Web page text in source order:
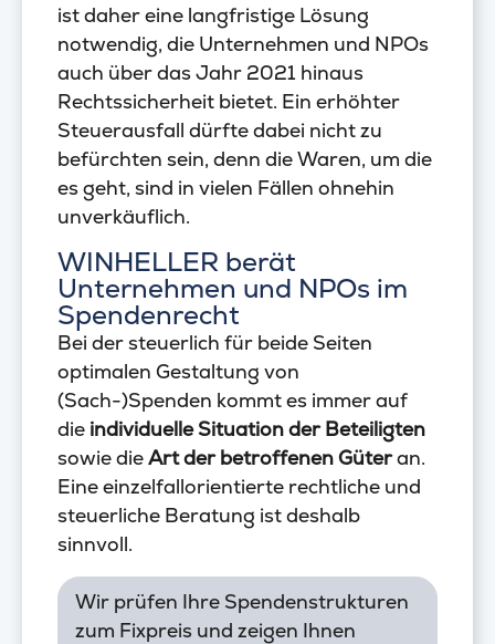
ist daher eine langfristige Lösung
notwendig, die Unternehmen und NPOs
auch über das Jahr 2021 hinaus
Rechtssicherheit bietet. Ein erhöhter
Steuerausfall dürfte dabei nicht zu
befürchten sein, denn die Waren, um die
es geht, sind in vielen Fällen ohnehin
unverkäuflich.
WINHELLER berät
Unternehmen und NPOs im
Spendenrecht
Bei der steuerlich für beide Seiten
optimalen Gestaltung von
(Sach-)Spenden kommt es immer auf
die individuelle Situation der Beteiligten
sowie dieArt der betroffenen Güteran.
Eine einzelfallorientierte rechtliche und
steuerliche Beratung ist deshalb
sinnvoll.
Wir prüfen Ihre Spendenstrukturen
zum Fixpreis und zeigen Ihnen